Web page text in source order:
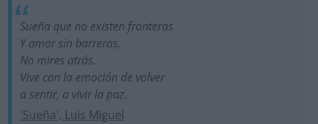
Sueña que no existen fronteras
Y amor sin barreras,
No mires atrás.
Vive con la emoción de volver
a sentir, a vivir la paz.
'Sueña', Luis Miguel